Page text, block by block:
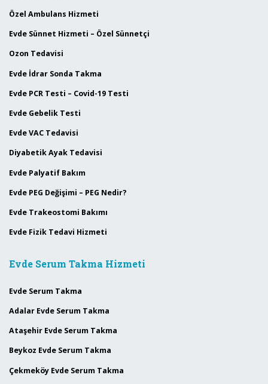
Özel Ambulans Hizmeti
Evde Sünnet Hizmeti – Özel Sünnetçi
Ozon Tedavisi
Evde İdrar Sonda Takma
Evde PCR Testi – Covid-19 Testi
Evde Gebelik Testi
Evde VAC Tedavisi
Diyabetik Ayak Tedavisi
Evde Palyatif Bakım
Evde PEG Değişimi – PEG Nedir?
Evde Trakeostomi Bakımı
Evde Fizik Tedavi Hizmeti
Evde Serum Takma Hizmeti
Evde Serum Takma
Adalar Evde Serum Takma
Ataşehir Evde Serum Takma
Beykoz Evde Serum Takma
Çekmeköy Evde Serum Takma